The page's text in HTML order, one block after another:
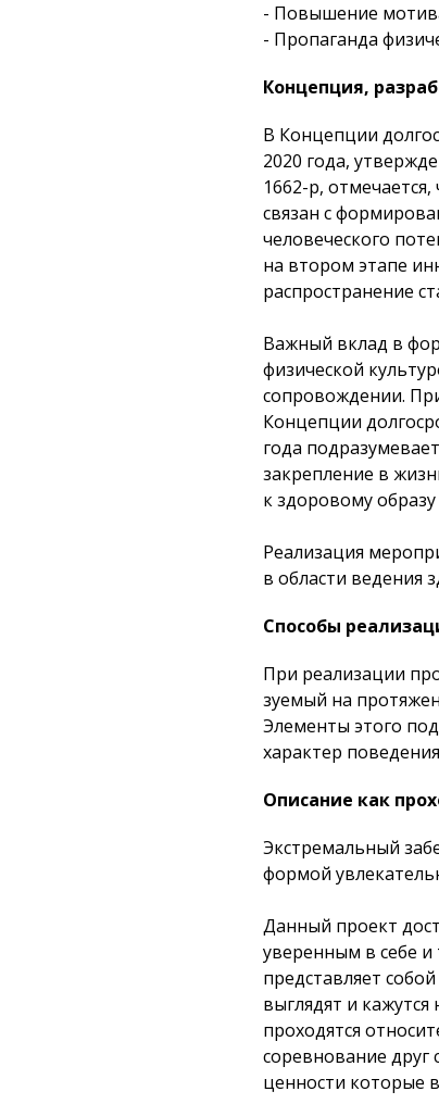
- Повышение
- Пропаганда
Концепция,
В Концепции
2020 года,
1662-р,
связан с
человеческого
на втором этапе
распространение
Важный вклад в
физической
сопровождении.
Концепции
года
закрепление в
к здоровому
Реализация
в области ведения
Cпособы
При реализации
зуемый на
Элементы этого
характер
Описание как
Экстремальный
формой
Данный проект
уверенным в себе и
представляет
выглядят и
проходятся
соревнование
ценности которые